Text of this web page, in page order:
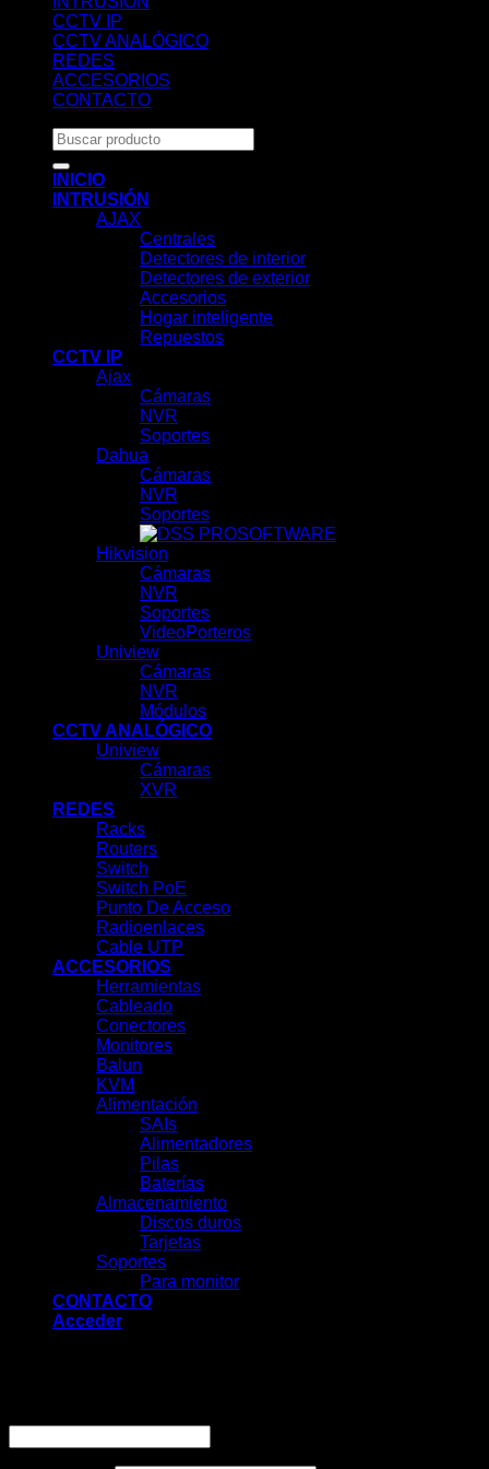
CCTV IP
CCTV ANALÓGICO
REDES
ACCESORIOS
CONTACTO
Buscar
por:
INICIO
INTRUSIÓN
AJAX
Centrales
Detectores de interior
Detectores de exterior
Accesorios
Hogar inteligente
Repuestos
CCTV IP
Ajax
Cámaras
NVR
Soportes
Dahua
Cámaras
NVR
Soportes
SOFTWARE
Hikvision
Cámaras
NVR
Soportes
VideoPorteros
Uniview
Cámaras
NVR
Módulos
CCTV ANALÓGICO
Uniview
Cámaras
XVR
REDES
Racks
Routers
Switch
Switch PoE
Punto De Acceso
Radioenlaces
Cable UTP
ACCESORIOS
Herramientas
Cableado
Conectores
Monitores
Balun
KVM
Alimentación
SAIs
Alimentadores
Pilas
Baterías
Almacenamiento
Discos duros
Tarjetas
Soportes
Para monitor
CONTACTO
Acceder